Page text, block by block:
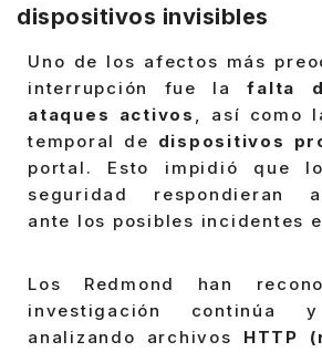
dispositivos invisibles
Uno de los afectos más
interrupción fue lafalta
ataques activos , así como
temporal de dispositivos
portal. Esto impidió que
seguridad respondieran
ante los posibles incidentes
Los Redmond han
investigación continúa
analizando archivos HTTP